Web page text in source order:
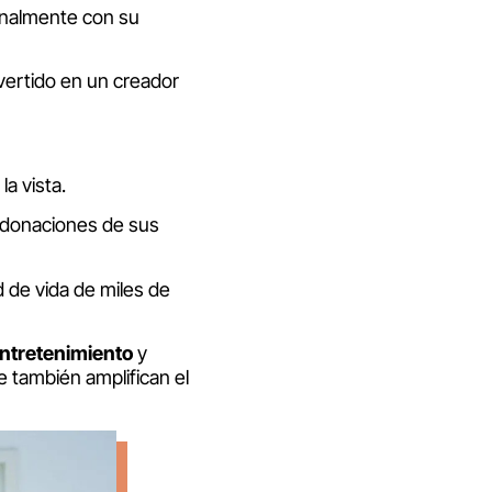
con su
en un creador
vista.
de sus
de vida de miles de
y
también amplifican el